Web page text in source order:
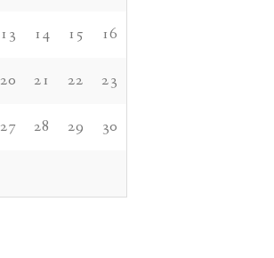
13 14 15 16
20 21 22 23
27 28 29 30